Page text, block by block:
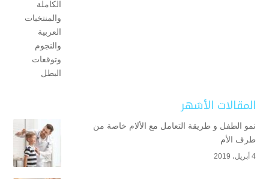
المقالات الأشهر
نمو الطفل و طريقة التعامل مع الألام خاصة من
طرف الأم
4 أبريل، 2019